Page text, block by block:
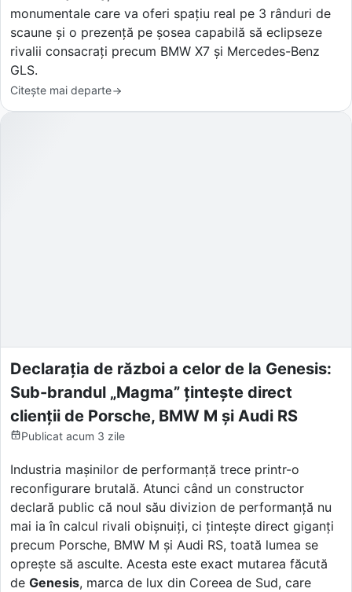
monumentale care va oferi spațiu real pe 3 rânduri de
scaune și o prezență pe șosea capabilă să eclipseze
rivalii consacrați precum BMW X7 și Mercedes-Benz
GLS.
Citește mai departe
Declarația de război a celor de la Genesis:
Sub-brandul „Magma” țintește direct
clienții de Porsche, BMW M și Audi RS
Publicat acum 3 zile
Industria mașinilor de performanță trece printr-o
reconfigurare brutală. Atunci când un constructor
declară public că noul său divizion de performanță nu
mai ia în calcul rivali obișnuiți, ci țintește direct giganți
precum Porsche, BMW M și Audi RS, toată lumea se
oprește să asculte. Acesta este exact mutarea făcută
de Genesis, marca de lux din Coreea de Sud, care